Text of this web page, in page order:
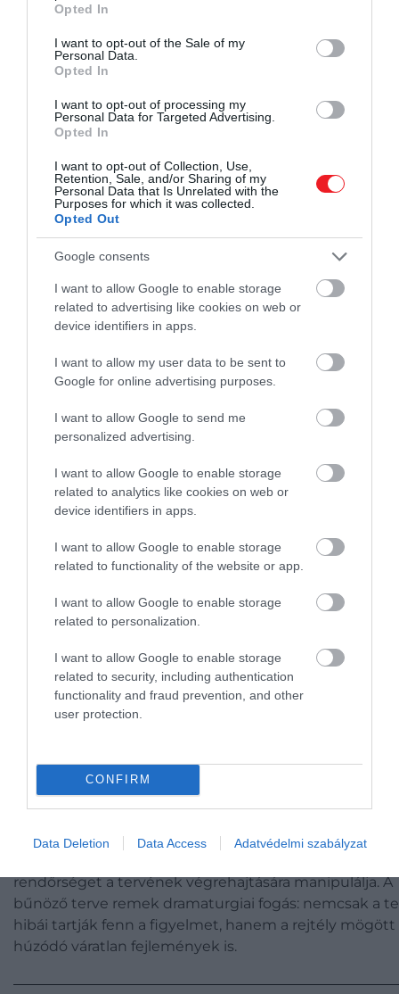
use your data for below specified purposes in below Google
consent section.
Opted In
I want to opt-out of the Sale of my
Personal Data.
Opted In
I want to opt-out of processing my
Personal Data for Targeted Advertising.
Opted In
I want to opt-out of Collection, Use,
Retention, Sale, and/or Sharing of my
Personal Data that Is Unrelated with the
Purposes for which it was collected.
Opted Out
Google consents
I want to allow Google to enable storage
related to advertising like cookies on web or
device identifiers in apps.
I want to allow my user data to be sent to
Google for online advertising purposes.
I want to allow Google to send me
personalized advertising.
I want to allow Google to enable storage
related to analytics like cookies on web or
device identifiers in apps.
I want to allow Google to enable storage
related to functionality of the website or app.
I want to allow Google to enable storage
related to personalization.
I want to allow Google to enable storage
related to security, including authentication
functionality and fraud prevention, and other
user protection.
CONFIRM
Data Deletion Data Access Adatvédelmi szabályzat
megfáradt könyvesbolt vezetője, Joe, aki rendkívül
perverz gondolatokkal él a fejében, de nem feltétlenül
szexuális értelemben: minden szélsőséges húzást
elkövet annak érdekében, hogy beilleszkedjen a
A nagy pénzrablás (Money Heist)
Nyolc rabló túszokat ejt és bezárkózik a Spanyol Királyi
rendőrséget a tervének végrehajtására manipulálja. A
bűnöző terve remek dramaturgiai fogás: nemcsak a
hibái tartják fenn a figyelmet, hanem a rejtély mögött
húzódó váratlan fejlemények is.